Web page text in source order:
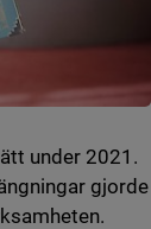
under 2021.
gjorde